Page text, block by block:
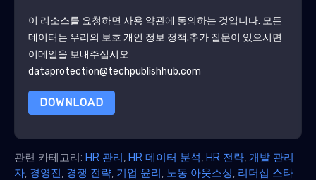
이 리소스를 요청하면 사용 약관에 동의하는 것입니다. 모든
데이터는 우리의 보호 개인 정보 정책.추가 질문이 있으시면
이메일을 보내주십시오
dataprotection@techpublishhub.com
DOWNLOAD
관련 카테고리: HR 관리 HR 데이터 분석 HR 전략 개발 관리
자 경영진 경쟁 전략 기업 윤리 노동 아웃소싱 리더십 스타